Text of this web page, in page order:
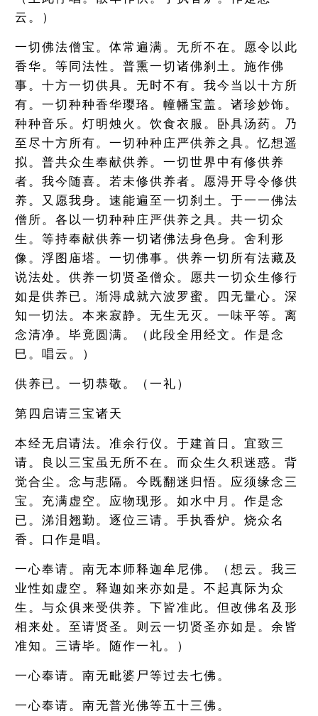
云。）
一切佛法僧宝。体常遍满。无所不在。愿令以此
香华。等同法性。普熏一切诸佛刹土。施作佛
事。十方一切供具。无时不有。我今当以十方所
有。一切种种香华璎珞。幢幡宝盖。诸珍妙饰。
种种音乐。灯明烛火。饮食衣服。卧具汤药。乃
至尽十方所有。一切种种庄严供养之具。忆想遥
拟。普共众生奉献供养。一切世界中有修供养
者。我今随喜。若未修供养者。愿淂开导令修供
养。又愿我身。速能遍至一切刹土。于一一佛法
僧所。各以一切种种庄严供养之具。共一切众
生。等持奉献供养一切诸佛法身色身。舍利形
像。浮图庙塔。一切佛事。供养一切所有法藏及
说法处。供养一切贤圣僧众。愿共一切众生修行
如是供养已。渐淂成就六波罗蜜。四无量心。深
知一切法。本来寂静。无生无灭。一味平等。离
念清净。毕竟圆满。（此段全用经文。作是念
巳。唱云。）
供养已。一切恭敬。（一礼）
第四启请三宝诸天
本经无启请法。准余行仪。于建首日。宜致三
请。良以三宝虽无所不在。而众生久积迷惑。背
觉合尘。念与悲隔。今既翻迷归悟。应须缘念三
宝。充满虚空。应物现形。如水中月。作是念
已。涕泪翘勤。逐位三请。手执香炉。烧众名
香。口作是唱。
一心奉请。南无本师释迦牟尼佛。（想云。我三
业性如虚空。释迦如来亦如是。不起真际为众
生。与众俱来受供养。下皆准此。但改佛名及形
相来处。至请贤圣。则云一切贤圣亦如是。余皆
准知。三请毕。随作一礼。）
一心奉请。南无毗婆尸等过去七佛。
一心奉请。南无普光佛等五十三佛。